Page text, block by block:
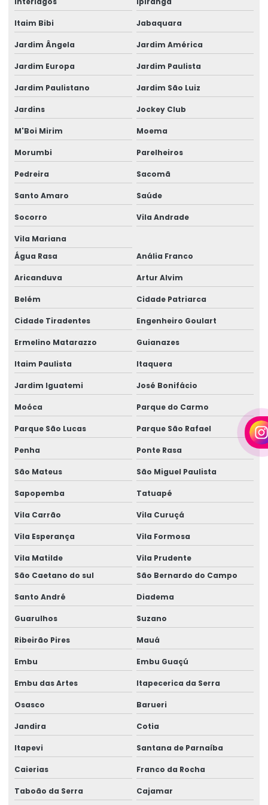
Cabo elétrico de 16mm
Cabo eletrico de 2 5mm
Cabo elétrico de 25 mm
Cabo elétrico 35mm
Cabo elétrico de 4 mm
Cabo elétrico para iluminação
Empresa de aluguel de gerador
Empresa de aluguel de gerador em camaçari
Empresa de gerador de energia
Empresa de gerador de energia em camaçari
Empresa de gerador para eventos
Empresa de gerador para eventos em camaçari
Empresa de geradores
Empresa de geradores em camaçari
Empresa de locação de geradores
Empresa de locação de geradores em camaçari
Fornecedor de gerador
Fornecedor de gerador em camaçari
Fornecedor de gerador de energia
Fornecedores de geradores a diesel em camaçari
Fornecedores de geradores elétricos
Gerador 100 kva
Gerador 100 kva aluguel preço
Gerador 100 kva diesel
Gerador 100 kva mwm
Gerador 100 kva preço
Gerador 100 kva stemac
Gerador 100 kva a venda
Gerador 100kva valor
Gerador 110 kva
Itaim Bibi Jabaquara
Jardim Ângela Jardim América
Jardim Europa Jardim Paulista
Jardim Paulistano Jardim São Luiz
Jardins Jockey Club
M'Boi Mirim Moema
Morumbi Parelheiros
Pedreira Sacomã
Santo Amaro Saúde
Socorro Vila Andrade
Vila Mariana
Água Rasa
Anália Franco
Aricanduva Artur Alvim
Belém Cidade Patriarca
Cidade Tiradentes Engenheiro Goulart
Ermelino Matarazzo Guianazes
Itaim Paulista Itaquera
Jardim Iguatemi José Bonifácio
Moóca Parque do Carmo
Parque São Lucas Parque São Rafael
Penha Ponte Rasa
São Mateus São Miguel Paulista
Sapopemba Tatuapé
Vila Carrão Vila Curuçá
Vila Esperança Vila Formosa
Vila Matilde
Vila Prudente
São Caetano do sul
São Bernardo do Campo
Santo André Diadema
Guarulhos Suzano
Ribeirão Pires Mauá
Embu Embu Guaçú
Embu das Artes Itapecerica da Serra
Osasco Barueri
Jandira Cotia
Itapevi Santana de Parnaíba
Caierias Franco da Rocha
Taboão da Serra Cajamar